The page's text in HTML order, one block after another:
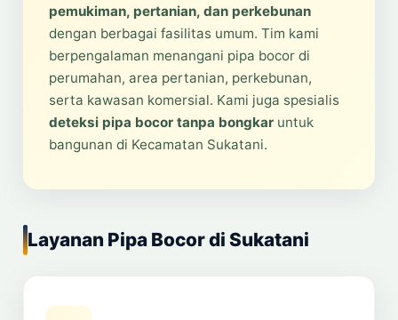
pemukiman, pertanian, dan perkebunan
dengan berbagai fasilitas umum. Tim kami
berpengalaman menangani pipa bocor di
perumahan, area pertanian, perkebunan,
serta kawasan komersial. Kami juga spesialis
deteksi pipa bocor tanpa bongkaruntuk
bangunan di Kecamatan Sukatani.
Layanan Pipa Bocor di Sukatani